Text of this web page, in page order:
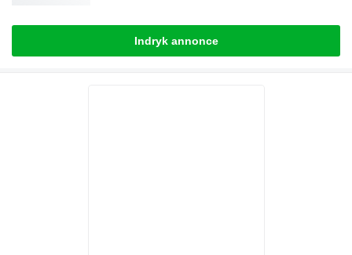
Indryk annonce